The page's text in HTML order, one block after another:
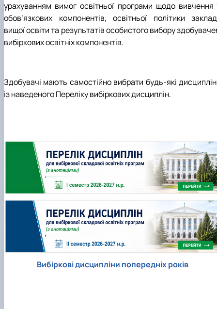
урахуванням вимог освітньої програми щодо вивчення
обов’язкових компонентів, освітньої політики
вищої освіти та результатів особистого вибору
вибіркових освітніх компонентів.
Здобувачі мають самостійно вибрати будь-які
із наведеного Переліку вибіркових дисциплін.
Вибіркові дисципліни попередніх років